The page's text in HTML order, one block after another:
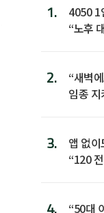
1.
4050 1
“노후
2.
“새벽
임종
3.
앱 없
“120
4.
“50대